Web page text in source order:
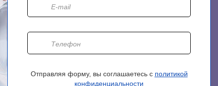
Отправляя форму, вы соглашаетесь с политикой
конфиденциальности